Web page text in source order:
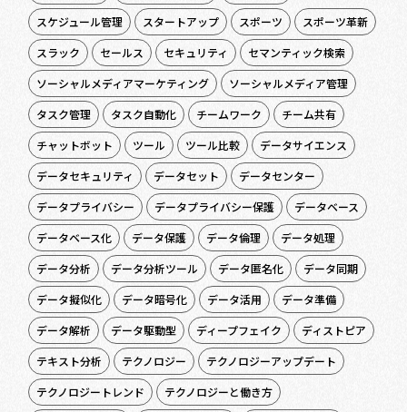
スケジュール管理 スタートアップ スポーツ
スポーツ革新
スラック
セールス セキュリティ
セマンティック検索
ソーシャルメディアマーケティング
ソーシャルメディア管理
タスク管理
タスク自動化 チームワーク
チーム共有
チャットボット
ツール ツール比較
データサイエンス
データセキュリティ
データセット
データセンター
データプライバシー
データプライバシー保護
データベース
データベース化
データ保護 データ倫理
データ処理
データ分析
データ分析ツール データ匿名化
データ同期
データ擬似化
データ暗号化 データ活用
データ準備
データ解析
データ駆動型 ディープフェイク
ディストピア
テキスト分析
テクノロジー
テクノロジーアップデート
テクノロジートレンド
テクノロジーと働き方